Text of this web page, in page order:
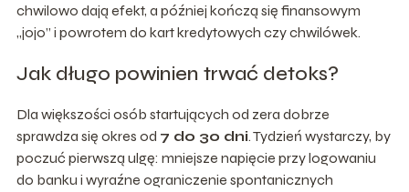
chwilowo dają efekt, a później kończą się finansowym
„jojo” i powrotem do kart kredytowych czy chwilówek.
Jak długo powinien trwać detoks?
Dla większości osób startujących od zera dobrze
sprawdza się okres od 7 do 30 dni. Tydzień wystarczy, by
poczuć pierwszą ulgę: mniejsze napięcie przy logowaniu
do banku i wyraźne ograniczenie spontanicznych